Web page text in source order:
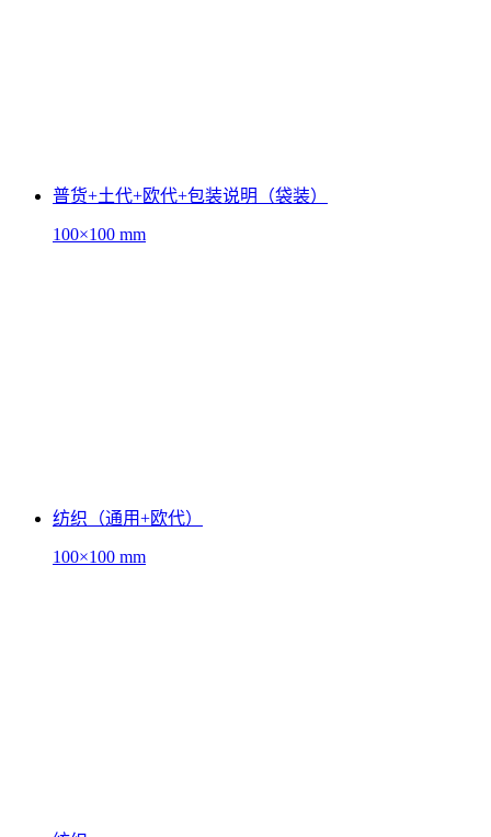
普货+土代+欧代+包装说明（袋装）
100×100 mm
纺织（通用+欧代）
100×100 mm